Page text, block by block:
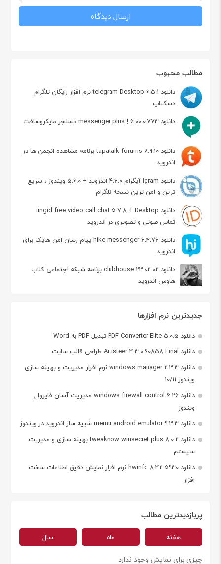
مطالب محبوب
دانلود telegram Desktop 6.5.1 نرم افزار رایگان تلگرام
دسکتاپ
دانلود messenger plus ! 6.00.0.773 مسنجر مایکروسافت
دانلود tapatalk forums 8.9.10 برنامه مشاهده انجمن ها در
اندروید
دانلود igram آیگرام 4.6.0 اندروید + 5.6.0 ویندوز ، سریع
ترین و امن ترین نسخه تلگرام
دانلود ringid free video call chat 5.7.8 + Desktop
تماس صوتی و تصویری در اندروید
دانلود hike messenger 6.3.76 پیام‌ رسان‌ امن هایک برای
اندروید
دانلود clubhouse 23.02.02 برنامه شبکه اجتماعی کلاب
هاوس اندروید
جدیدترین نرم افزارها
دانلود PDF Converter Elite 5.0.5 تبدیل PDF به Word
دانلود Artisteer 4.3.0.60858 Final طراحی قالب سایت
دانلود windows manager 2.3.3 نرم افزار مدیریت و بهینه سازی
ویندوز 10/11
دانلود windows firewall control 6.26 مدیریت آسان فایروال
ویندوز
دانلود memu android emulator 9.3.3 شبیه ساز اندروید در ویندوز
دانلود tweaknow winsecret plus 8.0.2 بهینه سازی و مدیریت
سیستم
دانلود hwinfo 8.42.5930 نرم افزار نمایش دقیق اطلاعات سخت
افزار
پربازدیدترین مطالب
هفته ماه سال
چیزی برای نمایش وجود ندارد